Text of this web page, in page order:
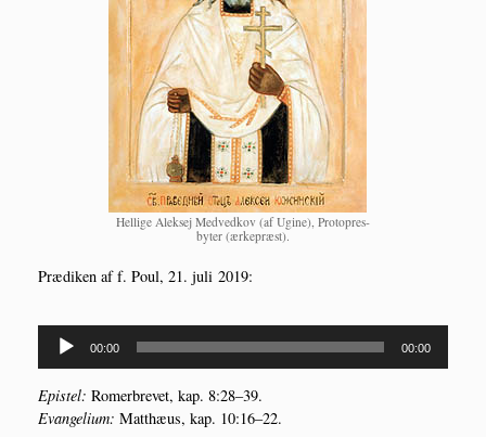
Hel­li­ge Alek­sej Med­ved­kov (af Ugi­ne), Pro­top­res­
byter (ærke­præst).
Præ­di­ken af f. Poul, 21. juli 2019:
Lydafspiller
00:00 00:00
Epi­stel: Romer­bre­vet, kap. 8:28–39.
Evan­ge­li­um: Mat­t­hæus, kap. 10:16–22.